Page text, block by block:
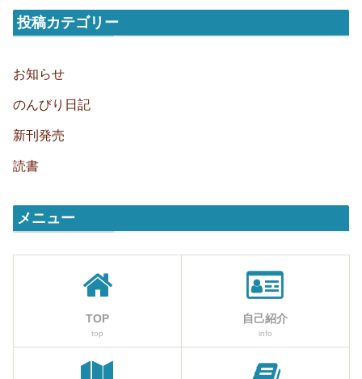
投稿カテゴリー
お知らせ
のんびり日記
新刊発売
読書
メニュー
TOP
top
自己紹介
info